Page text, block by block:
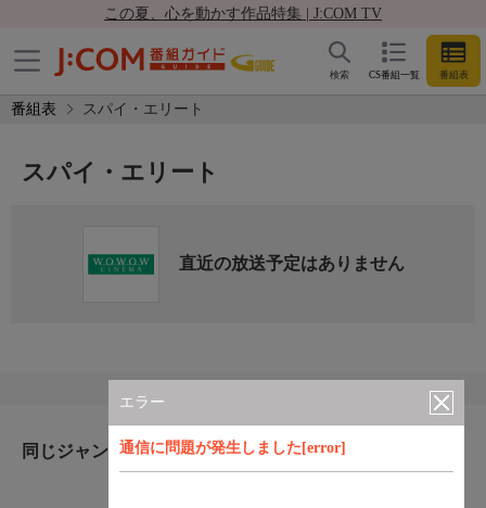
この夏、心を動かす作品特集 | J:COM TV
CS番組一覧 番組表
検索
番組表 スパイ・エリート
エラー
通信に問題が発生しました[error]
スパイ・エリート
直近の放送予定はありません
同じジャンルのおすすめ番組